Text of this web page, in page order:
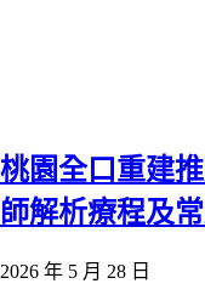
桃園全口重建
師解析療程及
2026 年 5 月 28 日